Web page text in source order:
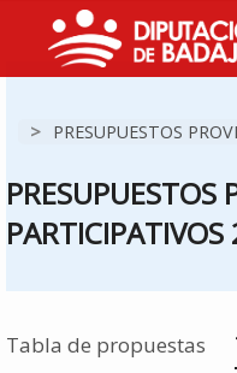
> PRESUPUESTOS
PRESUPUESTOS
Tabla de propuestas